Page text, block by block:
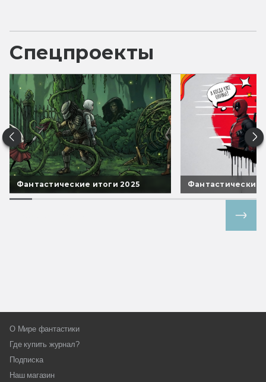
Спецпроекты
Фантастические итоги 2025 Фантастические
О Мире фантастики
Где купить журнал?
Подписка
Наш магазин